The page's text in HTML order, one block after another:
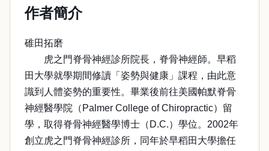
作者簡介
碓田拓磨
虎之門脊骨神經診所院長，脊骨神經師。早稻
田大學就學期間修讀「姿勢與健康」課程，由此意
識到人體姿勢的重要性。畢業後前往美國帕默脊骨
神經醫學院（Palmer College of Chiropractic）留
學，取得脊骨神經醫學博士（D.C.）學位。2002年
創立虎之門脊骨神經診所，同年於早稻田大學擔任